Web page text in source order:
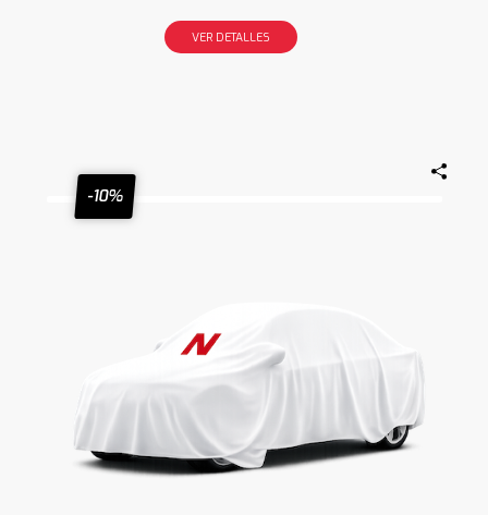
VER DETALLES
-10%